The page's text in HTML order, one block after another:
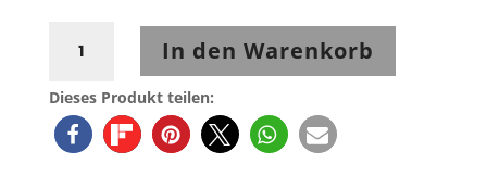
Dieses Produkt teilen:
RPHA
ABBES
MC5
Menge
In den Warenkorb